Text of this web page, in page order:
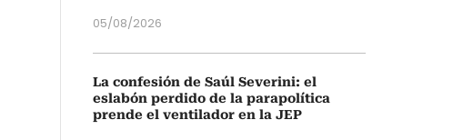
05/08/2026
La confesión de Saúl Severini: el
eslabón perdido de la parapolítica
prende el ventilador en la JEP